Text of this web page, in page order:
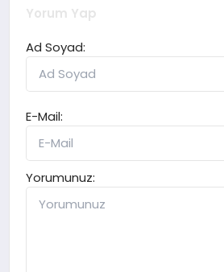
Yorum Yap
Ad Soyad:
E-Mail:
Yorumunuz: